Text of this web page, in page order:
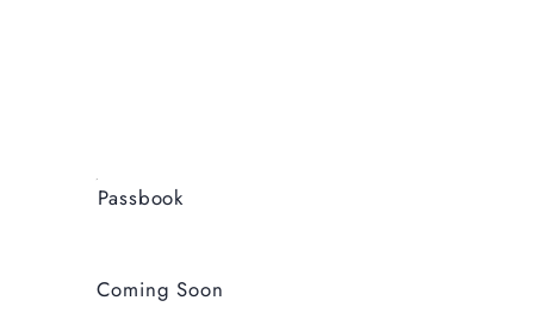
Passbook
Coming Soon